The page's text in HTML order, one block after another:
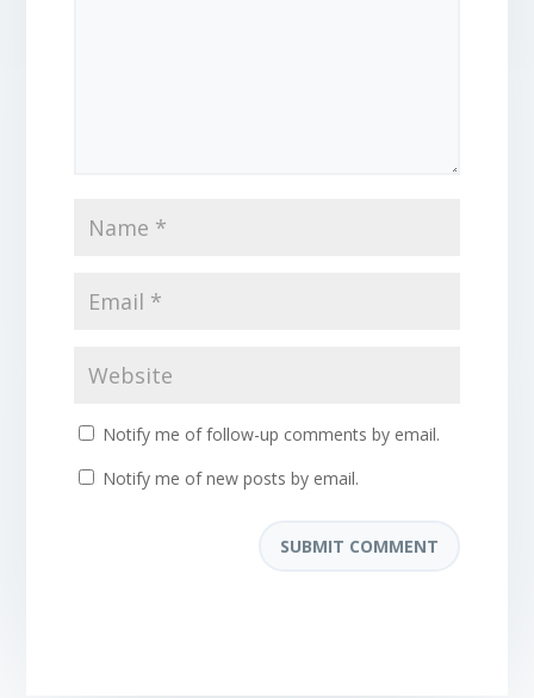
Notify me of follow-up comments by email.
Notify me of new posts by email.